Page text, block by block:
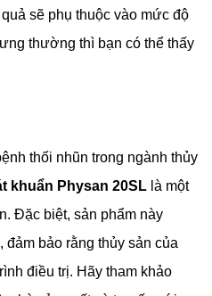
sẽ phụ thuộc vào mức độ
thường thì bạn có thể thấy
thối nhũn trong ngành thủy
khuẩn Physan 20SL là một
Đặc biệt, sản phẩm này
đảm bảo rằng thủy sản của
điều trị. Hãy tham khảo